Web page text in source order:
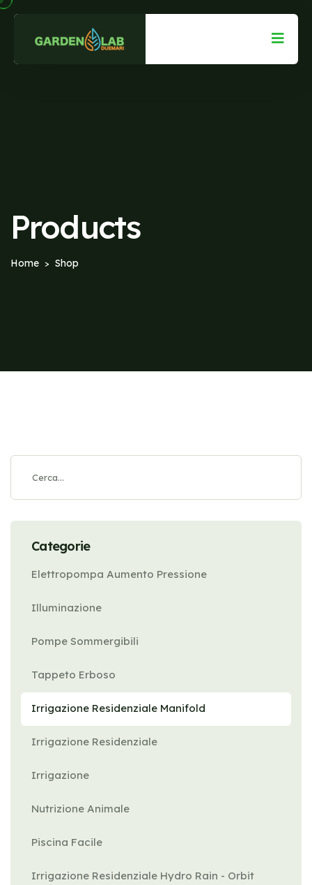
Products
Home > Shop
Categorie
Elettropompa Aumento Pressione
Illuminazione
Pompe Sommergibili
Tappeto Erboso
Irrigazione Residenziale Manifold
Irrigazione Residenziale
Irrigazione
Nutrizione Animale
Piscina Facile
Irrigazione Residenziale Hydro Rain - Orbit